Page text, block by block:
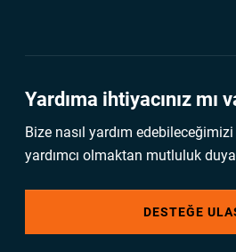
Yardıma ihtiyacınız mı
Bize nasıl yardım
yardımcı olmaktan mutluluk
DESTEĞE